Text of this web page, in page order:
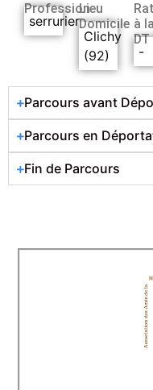
Profession
serrurier
Lieu
Domicile
Clichy
(92)
à la
DT
-
Parcours avant
Parcours en
Fin de Parcours